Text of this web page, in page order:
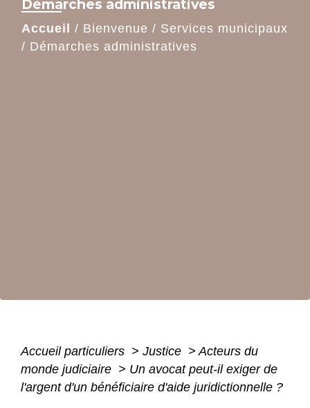
Démarches administratives
Accueil / Bienvenue / Services municipaux
/ Démarches administratives
Accueil particuliers > Justice > Acteurs du
monde judiciaire > Un avocat peut-il exiger de
l'argent d'un bénéficiaire d'aide juridictionnelle ?